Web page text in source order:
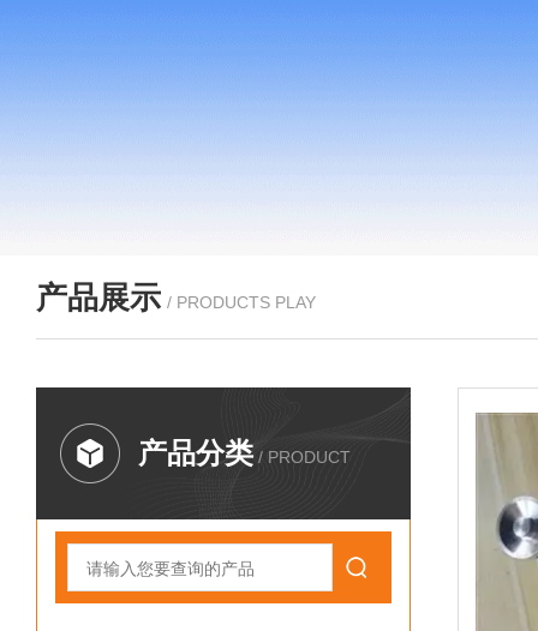
产品展示 / PRODUCTS PLAY
产品分类 / PRODUCT